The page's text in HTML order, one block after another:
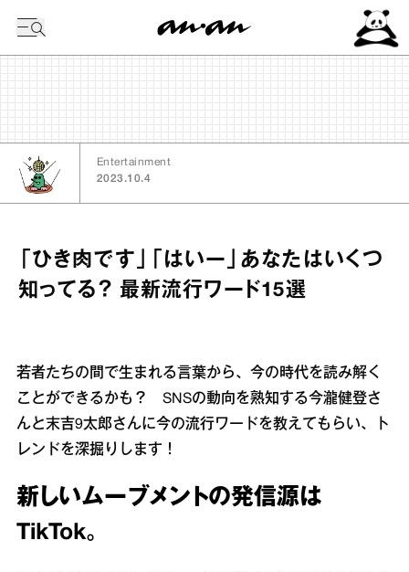
Entertainment
2023.10.4
「ひき肉です」「はいー」あなたはいくつ
知ってる？ 最新流行ワード15選
若者たちの間で生まれる言葉から、今の時代を読み解く
ことができるかも？ SNSの動向を熟知する今瀧健登さ
んと末吉9太郎さんに今の流行ワードを教えてもらい、ト
レンドを深掘りします！
新しいムーブメントの発信源は
TikTok。